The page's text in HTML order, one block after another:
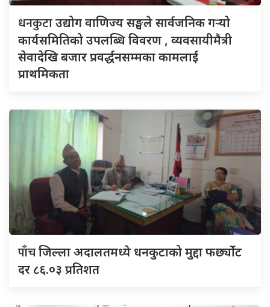
धनकुटाउद्योग वाणिज्य सङ्घले सार्वजनिक गर्‍यो
कार्यसमितिको उपलब्धि विवरण , व्यवसायीमैत्री
सेवादेखि बजार प्रवर्द्धनसम्मका कामलाई
प्राथमिकता
पाँचजिल्ला अदालतमध्ये धनकुटाको मुद्दा फर्छ्योट
दर ८६.०३ प्रतिशत